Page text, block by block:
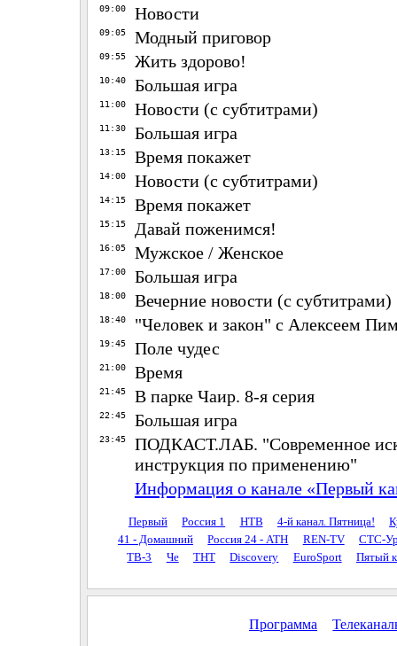
09:00 Новости
09:05 Модный приговор
09:55 Жить здорово!
10:40 Большая игра
11:00 Новости (с субтитрами)
11:30 Большая игра
13:15 Время покажет
14:00 Новости (с субтитрами)
14:15 Время покажет
15:15 Давай поженимся!
16:05 Мужское / Женское
17:00 Большая игра
18:00 Вечерние новости (с субтитрами)
18:40 "Человек и закон" с Алексеем
19:45 Поле чудес
21:00 Время
21:45 В парке Чаир. 8-я серия
22:45 Большая игра
23:45
ПОДКАСТ.ЛАБ. "Современное
инструкция по применению"
Информация о канале «Первый
Первый Россия 1 НТВ 4-й канал. Пятница!
41 - Домашний
Россия 24 - АТН REN-TV
СТС-
ТВ-3
Че ТНТ Discovery EuroSport Пятый
Программа